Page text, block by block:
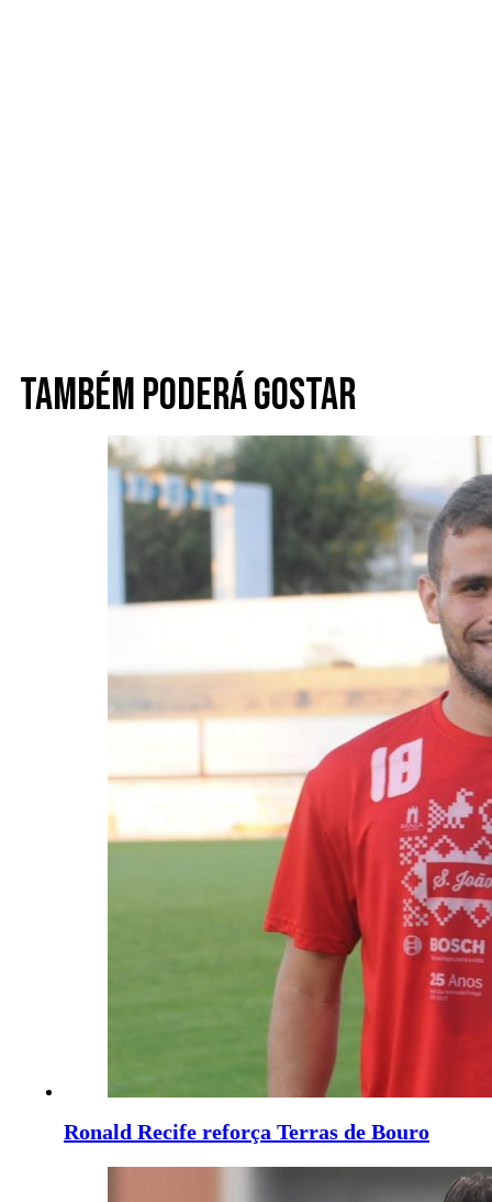
Também poderá gostar
Ronald Recife reforça Terras de Bouro